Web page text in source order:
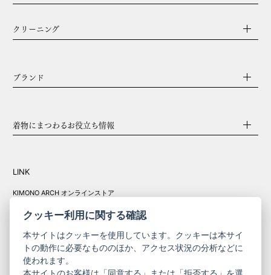
クリーニング
ブランド
着物にまつわるお役立ち情報
LINK
KIMONO ARCH オンラインストア
きものやまと振
クッキー利用に関する確認
本サイトはクッキーを使用しています。クッキーは本サイ
トの動作に必要なもののほか、アクセス状況の分析などに
使われます。
本サイトのお客様は「同意する」または「拒否する」を選